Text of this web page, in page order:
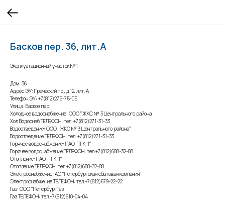
Басков пер. 36, лит.А
Эксплуатационный участок №1
Дом: 36
Адрес ЭУ: Греческий пр., д.12, лит. А
Телефон ЭУ: +7(812)275-75-05
Улица: Басков пер.
Холодное водоснабжение: ООО "ЖКС № 3 Центрального района"
Хол Водоснаб ТЕЛЕФОН: тел. +7(812)271-31-33
Водоотведение: ООО "ЖКС № 3 Центрального района"
Водоотведение ТЕЛЕФОН: тел. +7(812)271-31-33
Горячее водоснабжение: ПАО "ТГК-1"
Горячее водоснабжение ТЕЛЕФОН: тел.+7(812)688-32-88
Отопление: ПАО "ТГК-1"
Отопление ТЕЛЕФОН: тел.+7(812)688-32-88
Электроснабжение: АО "Петербургская сбытовая компания"
Электроснабжение ТЕЛЕФОН: тел.+7(812)679-22-22
Газ: ООО "ПетербургГаз"
Газ ТЕЛЕФОН: тел.+7(812)610-04-04